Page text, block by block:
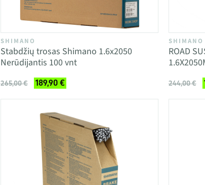
SHIMANO
Stabdžių trosas Shimano 1.6x2050
Nerūdijantis 100 vnt
265,00 € 189,90 €
SHIMANO
ROAD
244,00 €